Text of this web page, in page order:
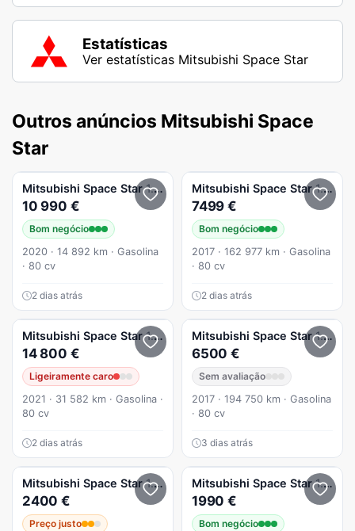
Estatísticas
Ver estatísticas Mitsubishi Space Star
Outros anúncios Mitsubishi Space
Star
Mitsubishi Space Star 1.2 Intense
10 990 €
Bom negócio
2020 · 14 892 km · Gasolina
· 80 cv
2 dias atrás
Mitsubishi Space Star 1.2 Intense
7499 €
Bom negócio
2017 · 162 977 km · Gasolina
· 80 cv
2 dias atrás
Mitsubishi Space Star 1.2 Intense CVT
14 800 €
Ligeiramente caro
2021 · 31 582 km · Gasolina ·
80 cv
2 dias atrás
Mitsubishi Space Star 1.2 Intense
6500 €
Sem avaliação
2017 · 194 750 km · Gasolina
· 80 cv
3 dias atrás
Mitsubishi Space Star 1.3 Comfort P3
2400 €
Preço justo
Mitsubishi Space Star 1.3 Gasolina Mecanica Impecável
1990 €
Bom negócio